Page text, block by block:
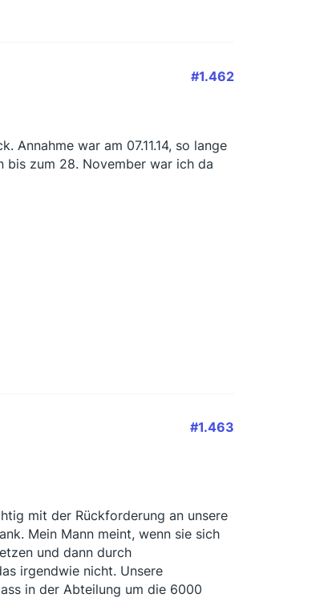
#1.462
Annahme war am 07.11.14, so lange
bis zum 28. November war ich da
#1.463
mit der Rückforderung an unsere
Mein Mann meint, wenn sie sich
und dann durch
irgendwie nicht. Unsere
in der Abteilung um die 6000